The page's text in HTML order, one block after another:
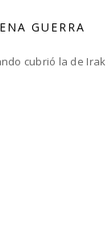
GUERRA
cubrió la de